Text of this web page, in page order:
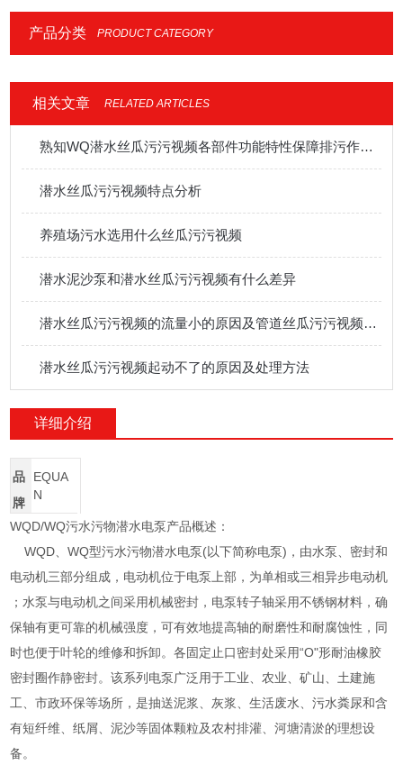
产品分类 PRODUCT CATEGORY
相关文章 RELATED ARTICLES
熟知WQ潜水丝瓜污污视频各部件功能特性保障排污作业稳定高效开展
潜水丝瓜污污视频特点分析
养殖场污水选用什么丝瓜污污视频
潜水泥沙泵和潜水丝瓜污污视频有什么差异
潜水丝瓜污污视频的流量小的原因及管道丝瓜污污视频的控制原理
潜水丝瓜污污视频起动不了的原因及处理方法
详细介绍
品
牌
EQUA
N
WQD/WQ污水污物潜水电泵产品概述：
WQD、WQ型污水污物潜水电泵(以下简称电泵)，由水泵、密封和
电动机三部分组成，电动机位于电泵上部，为单相或三相异步电动机
；水泵与电动机之间采用机械密封，电泵转子轴采用不锈钢材料，确
保轴有更可靠的机械强度，可有效地提高轴的耐磨性和耐腐蚀性，同
时也便于叶轮的维修和拆卸。各固定止口密封处采用“O"形耐油橡胶
密封圈作静密封。该系列电泵广泛用于工业、农业、矿山、土建施
工、市政环保等场所，是抽送泥浆、灰浆、生活废水、污水粪尿和含
有短纤维、纸屑、泥沙等固体颗粒及农村排灌、河塘清淤的理想设
备。